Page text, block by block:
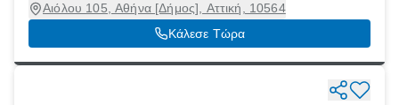
Αιόλου 105, Αθήνα [Δήμος], Αττική, 10564
Κάλεσε Τώρα